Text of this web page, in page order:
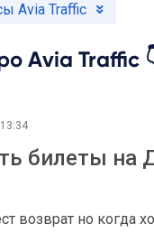
Avia Traffic
Avia Traffic
билеты на
возврат но когда